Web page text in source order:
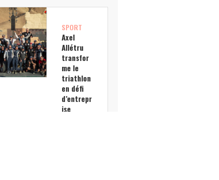
SPORT
Axel
Allétru
transfor
me le
triathlon
en défi
d’entrepr
ise